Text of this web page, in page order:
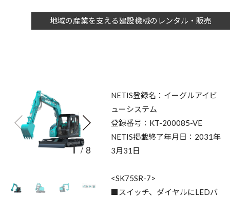
地域の産業を支える建設機械のレンタル・販売
1/8
NETIS登録名：イーグルアイビ
ューシステム
登録番号：KT-200085-VE
NETIS掲載終了年月日：2031年
3月31日
<SK75SR-7>
■スイッチ、ダイヤルにLEDバ